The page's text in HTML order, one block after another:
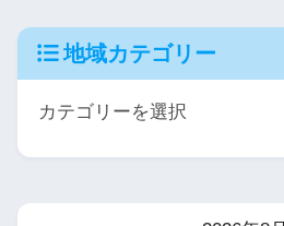
地域カテゴリー